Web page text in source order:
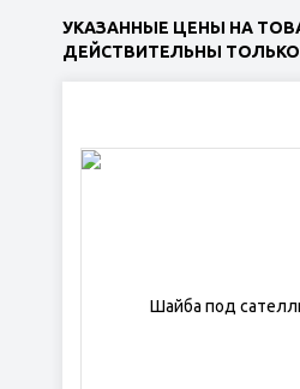
УКАЗАННЫЕ ЦЕНЫ НА
ДЕЙСТВИТЕЛЬНЫ ТОЛЬКО